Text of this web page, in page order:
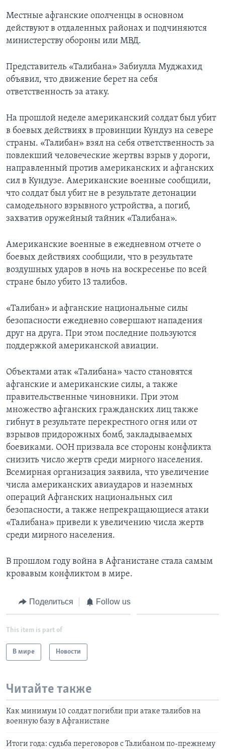
Местные афганские ополченцы в основном
действуют в отдаленных районах и подчиняются
министерству обороны или МВД.
Представитель «Талибана» Забиулла Муджахид
объявил, что движение берет на себя
ответственность за атаку.
На прошлой неделе американский солдат был убит
в боевых действиях в провинции Кундуз на севере
страны. «Талибан» взял на себя ответственность за
повлекший человеческие жертвы взрыв у дороги,
направленный против американских и афганских
сил в Кундузе. Американские военные сообщили,
что солдат был убит не в результате детонации
самодельного взрывного устройства, а погиб,
захватив оружейный тайник «Талибана».
Американские военные в ежедневном отчете о
боевых действиях сообщили, что в результате
воздушных ударов в ночь на воскресенье по всей
стране было убито 13 талибов.
«Талибан» и афганские национальные силы
безопасности ежедневно совершают нападения
друг на друга. При этом последние пользуются
поддержкой американской авиации.
Объектами атак «Талибана» часто становятся
афганские и американские силы, а также
правительственные чиновники. При этом
множество афганских гражданских лиц также
гибнут в результате перекрестного огня или от
взрывов придорожных бомб, закладываемых
боевиками. ООН призвала все стороны конфликта
снизить число жертв среди мирного населения.
Всемирная организация заявила, что увеличение
числа американских авиаударов и наземных
операций Афганских национальных сил
безопасности, а также непрекращающиеся атаки
«Талибана» привели к увеличению числа жертв
среди мирного населения.
В прошлом году война в Афганистане стала самым
кровавым конфликтом в мире.
Поделиться Follow us
This item is part of
В мире Новости
Читайте также
Как минимум 10 солдат погибли при атаке талибов на
военную базу в Афганистане
Итоги года: судьба переговоров с Талибаном по-прежнему